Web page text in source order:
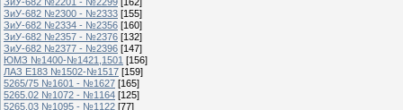
ЗиУ-682 №2300 - №2333 [155]
ЗиУ-682 №2334 - №2356 [160]
ЗиУ-682 №2357 - №2376 [132]
ЗиУ-682 №2377 - №2396 [147]
ЮМЗ №1400-№1421,1501 [156]
ЛАЗ Е183 №1502-№1517 [159]
5265/75 №1601 - №1627 [165]
5265.02 №1072 - №1164 [125]
5265.03 №1095 - №1122 [77]